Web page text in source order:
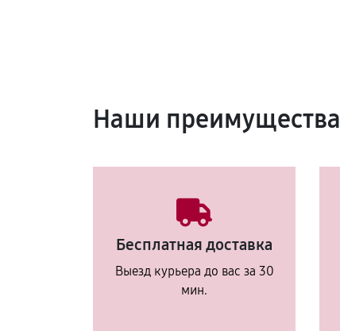
Наши преимущества
Бесплатная доставка
Выезд курьера до вас за 30
мин.